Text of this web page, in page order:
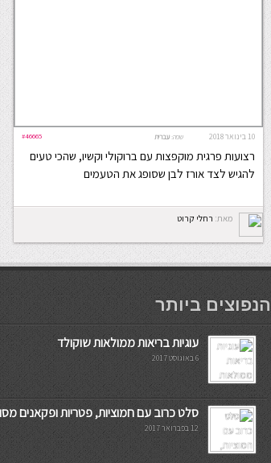
10 בינואר 2018 #46665 שפה: עברית
רצועות פרגית מוקפצות עם ברוקולי וקשיו, שהכי טעים
להגיש לצד אורז לבן שסופג את הטעמים
מאת: רחלי קרוט
мостбет кг
הנפוצים ביותר
עוגיות בריאות ממולאות שוקולד
6 באוגוסט 2017
סלט כרוב עם חמוציות, פטריות ופקאנים
12 בפברואר 2017